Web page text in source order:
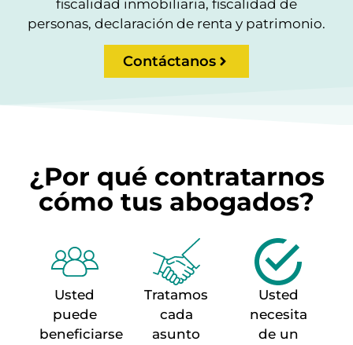
fiscalidad inmobiliaria, fiscalidad de
personas, declaración de renta y patrimonio.
Contáctanos
¿Por qué contratarnos
cómo tus abogados?
Usted
puede
beneficiarse
Tratamos
cada
asunto
Usted
necesita
de un